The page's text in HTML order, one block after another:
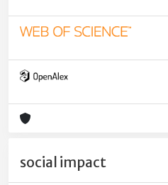
social impact